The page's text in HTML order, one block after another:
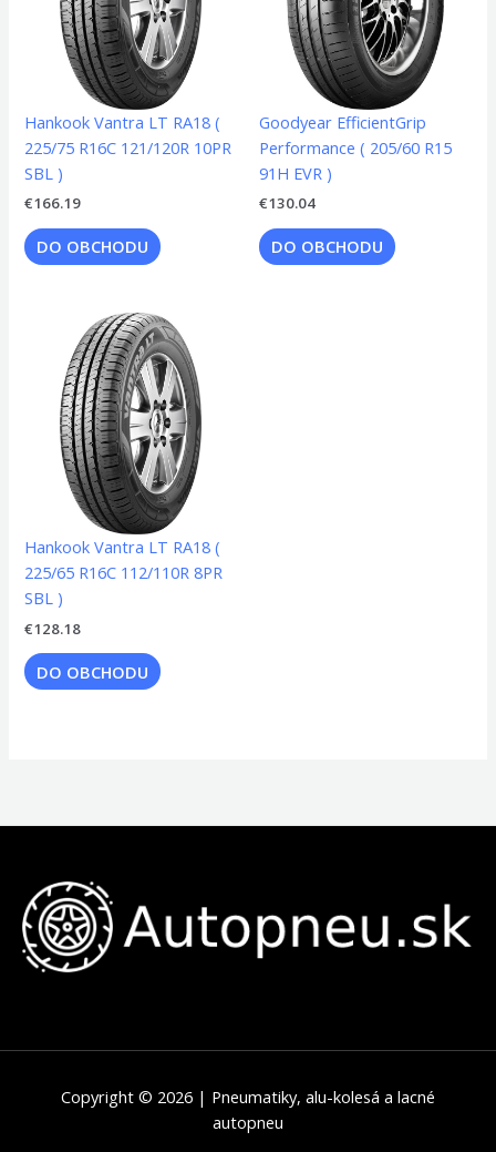
Hankook Vantra LT RA18 (
225/75 R16C 121/120R 10PR
SBL )
€166.19
DO OBCHODU
Goodyear EfficientGrip
Performance ( 205/60 R15
91H EVR )
€130.04
DO OBCHODU
Hankook Vantra LT RA18 (
225/65 R16C 112/110R 8PR
SBL )
€128.18
DO OBCHODU
Copyright © 2026 | Pneumatiky, alu-kolesá a lacné
autopneu